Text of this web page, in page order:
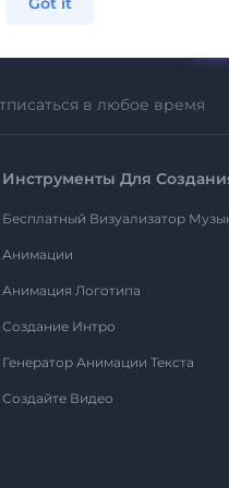
в любое время
Инструменты Для
Бесплатный Визуализатор
Анимации
Анимация Логотипа
Создание Интро
Генератор Анимации Текста
Создайте Видео